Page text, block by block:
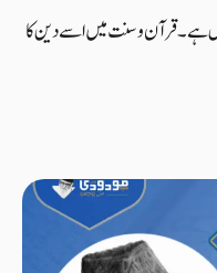
ہے۔ قرآن و سنت میں اسے دین کا